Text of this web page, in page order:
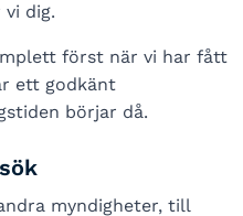
dig.
först när vi har fått
ett godkänt
börjar då.
myndigheter, till